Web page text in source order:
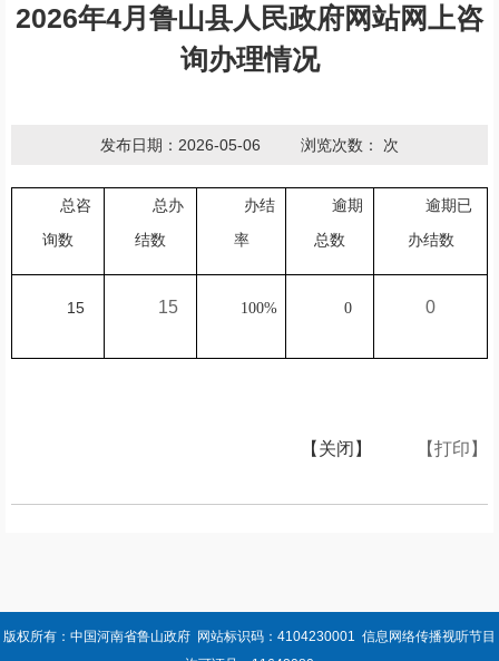
2026年4月鲁山县人民政府网站网上咨
询办理情况
发布日期：2026-05-06 浏览次数： 次
总咨
询数
总办
结数
办结
率
逾期
总数
逾期已
办结数
15 15 100% 0 0
【打印】
【关闭】
版权所有：中国河南省鲁山政府 网站标识码：4104230001 信息网络传播视听节目